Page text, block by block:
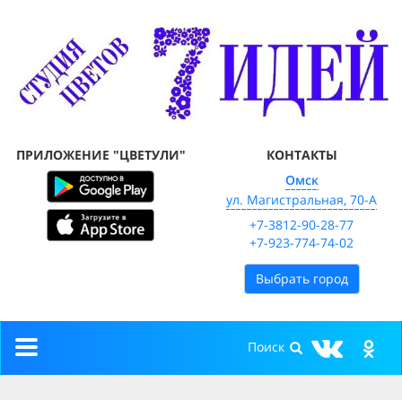
ПРИЛОЖЕНИЕ "ЦВЕТУЛИ"
КОНТАКТЫ
Омск
ул. Магистральная, 70-А
+7-3812-90-28-77
+7-923-774-74-02
Выбрать город
Toggle